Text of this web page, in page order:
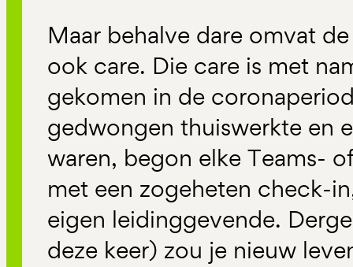
Maar behalve dare omvat
ook care. Die care is met
gekomen in de
gedwongen thuiswerkte en
waren, begon elke Teams-
met een zogeheten check-
eigen leidinggevende.
deze keer) zou je nieuw